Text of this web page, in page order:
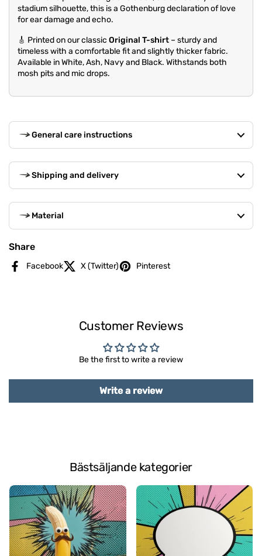
stadium silhouette, this is a Gothenburg declaration of love
for ear damage and echo.
🎸 Printed on our classic Original T-shirt– sturdy and
timeless with a comfortable fit and slightly thicker fabric.
Available in White, Ash, Navy and Black. Withstands both
mosh pits and mic drops.
General care instructions
Shipping and delivery
Material
Share
Facebook X (Twitter) Pinterest
Customer Reviews
Be the first to write a review
Write a review
Bästsäljande kategorier